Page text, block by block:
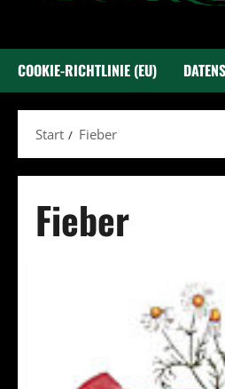
COOKIE-RICHTLINIE (EU)
Start Fieber
Fieber